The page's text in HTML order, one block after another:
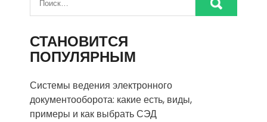
СТАНОВИТСЯ
ПОПУЛЯРНЫМ
Системы ведения электронного
документооборота: какие есть, виды,
примеры и как выбрать СЭД